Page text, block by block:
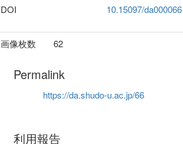
DOI
10.15097/da000066
画像枚数 62
Permalink
https://da.shudo-u.ac.jp/66
利用報告